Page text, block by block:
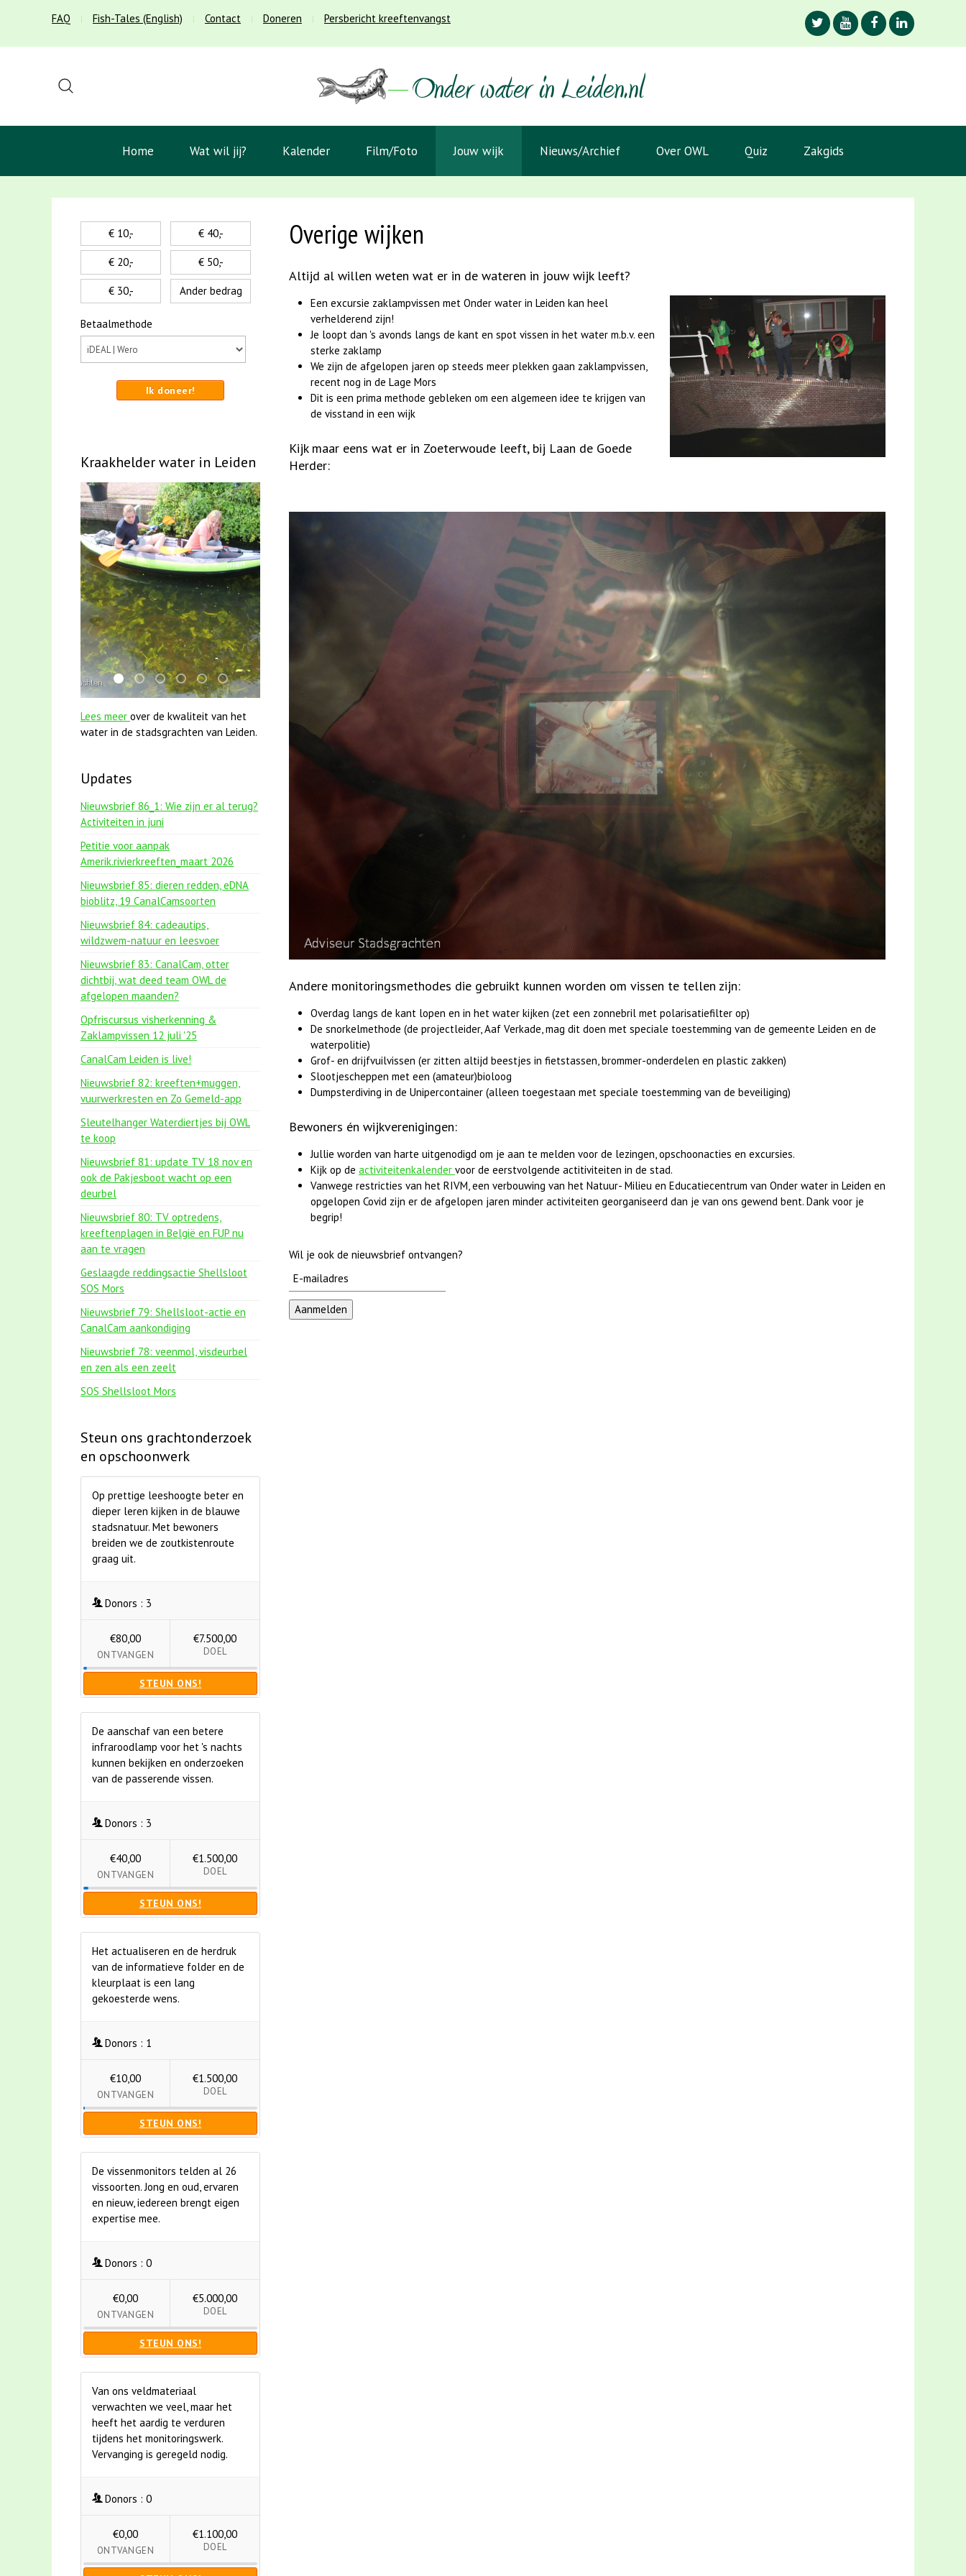
FAQ Fish-Tales (English) Contact Doneren Persbericht kreeftenvangst
Home Wat wil jij? Kalender Film/Foto Jouw wijk Nieuws/Archief Over OWL Quiz Zakgids
Overige wijken
Altijd al willen weten wat er in de wateren in jouw wijk leeft?
Een excursie zaklampvissen met Onder water in Leiden kan heel
verhelderend zijn!
Je loopt dan 's avonds langs de kant en spot vissen in het water m.b.v. een
sterke zaklamp
We zijn de afgelopen jaren op steeds meer plekken gaan zaklampvissen,
recent nog in de Lage Mors
Dit is een prima methode gebleken om een algemeen idee te krijgen van
de visstand in een wijk
Kijk maar eens wat er in Zoeterwoude leeft, bij Laan de Goede
Herder:
Andere monitoringsmethodes die gebruikt kunnen worden om vissen te tellen zijn:
Overdag langs de kant lopen en in het water kijken (zet een zonnebril met polarisatiefilter op)
De snorkelmethode (de projectleider, Aaf Verkade, mag dit doen met speciale toestemming van de gemeente Leiden en de
waterpolitie)
Grof- en drijfvuilvissen (er zitten altijd beestjes in fietstassen, brommer-onderdelen en plastic zakken)
Slootjescheppen met een (amateur)bioloog
Dumpsterdiving in de Unipercontainer (alleen toegestaan met speciale toestemming van de beveiliging)
Bewoners én wijkverenigingen:
Jullie worden van harte uitgenodigd om je aan te melden voor de lezingen, opschoonacties en excursies.
Kijk op de activiteitenkalender voor de eerstvolgende actitiviteiten in de stad.
Vanwege restricties van het RIVM, een verbouwing van het Natuur- Milieu en Educatiecentrum van Onder water in Leiden en
opgelopen Covid zijn er de afgelopen jaren minder activiteiten georganiseerd dan je van ons gewend bent. Dank voor je
begrip!
Wil je ook de nieuwsbrief ontvangen?
€ 10,-
€ 20,-
€ 30,-
€ 40,-
€ 50,-
Ander bedrag
Betaalmethode
Ik doneer!
Kraakhelder water in Leiden
mei2021 1 snoekje elly
jun2021 zaklv 5 snoekje MOOI
mei2021 watervogelmethode fuut met baars
karper met kattenklimtouw
jun2021 28 brasem en rietvoorns 4a verscherpt
smoelenboek fifi en karper nieuwsbrief-
Lees meer over de kwaliteit van het
water in de stadsgrachten van Leiden.
Updates
Nieuwsbrief 86_1: Wie zijn er al terug?
Activiteiten in juni
Petitie voor aanpak
Amerik.rivierkreeften_maart 2026
Nieuwsbrief 85: dieren redden, eDNA
bioblitz, 19 CanalCamsoorten
Nieuwsbrief 84: cadeautips,
wildzwem-natuur en leesvoer
Nieuwsbrief 83: CanalCam, otter
dichtbij, wat deed team OWL de
afgelopen maanden?
Opfriscursus visherkenning &
Zaklampvissen 12 juli '25
CanalCam Leiden is live!
Nieuwsbrief 82: kreeften+muggen,
vuurwerkresten en Zo Gemeld-app
Sleutelhanger Waterdiertjes bij OWL
te koop
Nieuwsbrief 81: update TV 18 nov en
ook de Pakjesboot wacht op een
deurbel
Nieuwsbrief 80: TV optredens,
kreeftenplagen in België en FUP nu
aan te vragen
Geslaagde reddingsactie Shellsloot
SOS Mors
Nieuwsbrief 79: Shellsloot-actie en
CanalCam aankondiging
Nieuwsbrief 78: veenmol, visdeurbel
en zen als een zeelt
SOS Shellsloot Mors
Steun ons grachtonderzoek
en opschoonwerk
Op prettige leeshoogte beter en
dieper leren kijken in de blauwe
stadsnatuur. Met bewoners
breiden we de zoutkistenroute
graag uit.
Donors : 3
€80,00
ONTVANGEN
€7.500,00
DOEL
STEUN ONS!
De aanschaf van een betere
infraroodlamp voor het 's nachts
kunnen bekijken en onderzoeken
van de passerende vissen.
Donors : 3
€40,00
ONTVANGEN
€1.500,00
DOEL
STEUN ONS!
Het actualiseren en de herdruk
van de informatieve folder en de
kleurplaat is een lang
gekoesterde wens.
Donors : 1
€10,00
ONTVANGEN
€1.500,00
DOEL
STEUN ONS!
De vissenmonitors telden al 26
vissoorten. Jong en oud, ervaren
en nieuw, iedereen brengt eigen
expertise mee.
Donors : 0
€0,00
ONTVANGEN
€5.000,00
DOEL
STEUN ONS!
Van ons veldmateriaal
verwachten we veel, maar het
heeft het aardig te verduren
tijdens het monitoringswerk.
Vervanging is geregeld nodig.
Donors : 0
€0,00
ONTVANGEN
€1.100,00
DOEL